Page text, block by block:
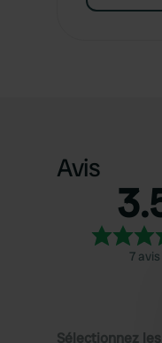
Avis
7 avis
Sélectionnez